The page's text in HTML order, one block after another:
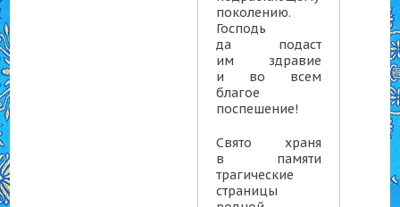
поколению.
Господь
да подаст
им здравие
и во всем
благое
поспешение!
Свято храня
в памяти
трагические
страницы